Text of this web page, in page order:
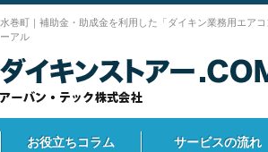
水巻町｜補助金・助成金を利用した「ダイキン業務用エア
ーアル
お役立ちコラム サービスの流れ